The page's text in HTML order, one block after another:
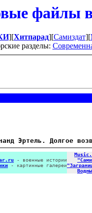
файлы в
][Хитпарад][Самиздат][
разделы:
Эртель. Долгое
- военные истории
- картинные галереи